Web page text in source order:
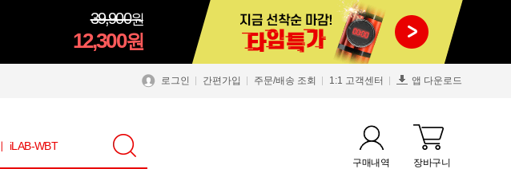
39,900원
12,300원
로그인 간편가입 주문/배송 조회 1:1 고객센터 앱 다운로드
구매내역 장바구니